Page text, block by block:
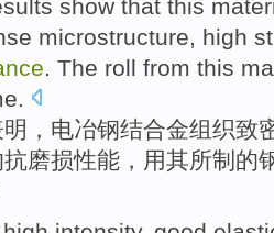
show that this
microstructure, high
. The roll from this
， 电冶钢结合金组织致
抗磨损性能，用其所制的